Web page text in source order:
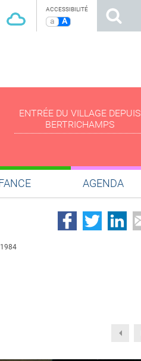
ACCESSIBILITÉ
a A
ENTRÉE DU VILLAGE DEPUIS
BERTRICHAMPS
AGENDA
1984